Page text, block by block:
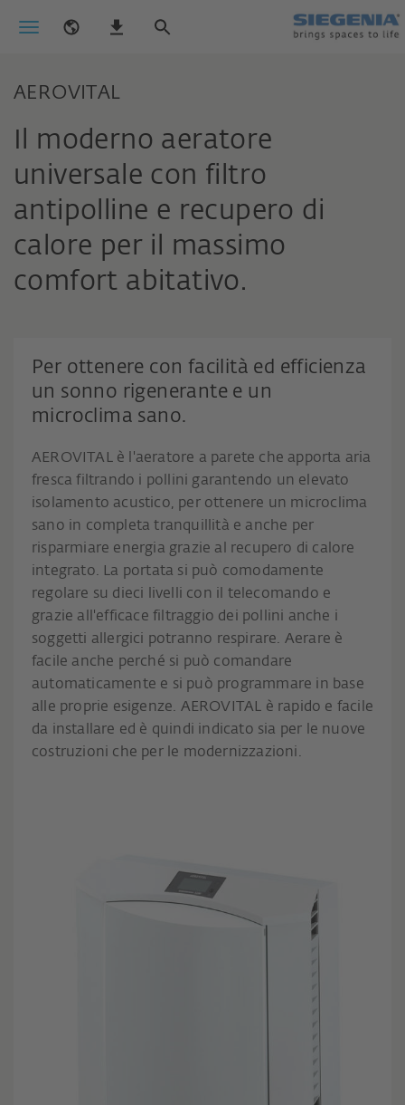
AEROVITAL
Il moderno aeratore
universale con filtro
antipolline e recupero di
calore per il massimo
comfort abitativo.
Per ottenere con facilità ed efficienza
un sonno rigenerante e un
microclima sano.
AEROVITAL è l'aeratore a parete che apporta aria
fresca filtrando i pollini garantendo un elevato
isolamento acustico, per ottenere un microclima
sano in completa tranquillità e anche per
risparmiare energia grazie al recupero di calore
integrato. La portata si può comodamente
regolare su dieci livelli con il telecomando e
grazie all'efficace filtraggio dei pollini anche i
soggetti allergici potranno respirare. Aerare è
facile anche perché si può comandare
automaticamente e si può programmare in base
alle proprie esigenze. AEROVITAL è rapido e facile
da installare ed è quindi indicato sia per le nuove
costruzioni che per le modernizzazioni.